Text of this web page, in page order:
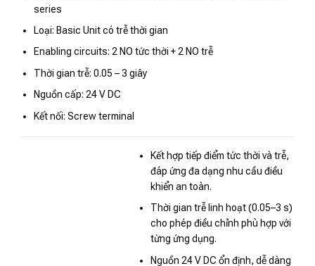
series
Loại: Basic Unit có trễ thời gian
Enabling circuits: 2 NO tức thời + 2 NO trễ
Thời gian trễ: 0.05 – 3 giây
Nguồn cấp: 24 V DC
Kết nối: Screw terminal
Kết hợp tiếp điểm tức thời và trễ,
đáp ứng đa dạng nhu cầu điều
khiển an toàn.
Thời gian trễ linh hoạt (0.05–3 s)
cho phép điều chỉnh phù hợp với
từng ứng dụng.
Nguồn 24 V DC ổn định, dễ dàng